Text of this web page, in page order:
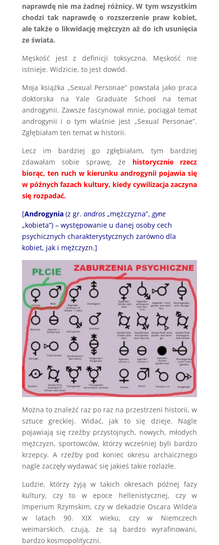
naprawdę nie ma żadnej różnicy. W tym wszystkim
chodzi tak naprawdę o rozszerzenie praw kobiet,
ale także o likwidację mężczyzn aż do ich usunięcia
ze świata.
Męskość jest z definicji toksyczna. Męskość nie
istnieje. Widzicie, to jest dowód.
Moja książka „Sexual Personae” powstała jako praca
doktorska na Yale Graduate School na temat
androgynii. Zawsze fascynował mnie, pociągał temat
androgynii i o tym właśnie jest „Sexual Personae”.
Zgłębiałam ten temat w historii.
Lecz im bardziej go zgłębiałam, tym bardziej
zdawałam sobie sprawę, że historycznie rzecz
biorąc, ten ruch w kierunku androgynii pojawia się
w późnych fazach kultury, kiedy cywilizacja zaczyna
się rozpadać.
[Androgynia(z gr. andros„mężczyzna”, gyne
„kobieta”) – występowanie u danej osoby cech
psychicznych charakterystycznych zarówno dla
kobiet, jak i mężczyzn.]
Można to znaleźć raz po raz na przestrzeni historii, w
sztuce greckiej. Widać, jak to się dzieje. Nagle
pojawiają się rzeźby przystojnych, nowych, młodych
mężczyzn, sportowców, którzy wcześniej byli bardzo
krzepcy. A rzeźby pod koniec okresu archaicznego
nagle zaczęły wydawać się jakieś takie rozlazłe.
Ludzie, którzy żyją w takich okresach późnej fazy
kultury, czy to w epoce hellenistycznej, czy w
Imperium Rzymskim, czy w dekadzie Oscara Wilde’a
w latach 90. XIX wieku, czy w Niemczech
weimarskich, czują, że są bardzo wyrafinowani,
bardzo kosmopolityczni.